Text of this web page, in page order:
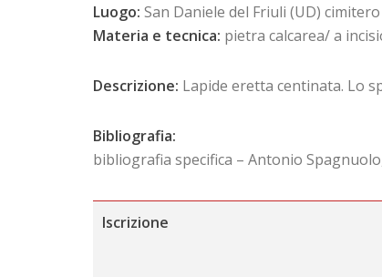
Luogo: San Daniele del Friuli (UD)
Materia e tecnica: pietra calcarea/ a
Descrizione: Lapide eretta centinata. Lo
Bibliografia:
bibliografia specifica – Antonio
Iscrizione